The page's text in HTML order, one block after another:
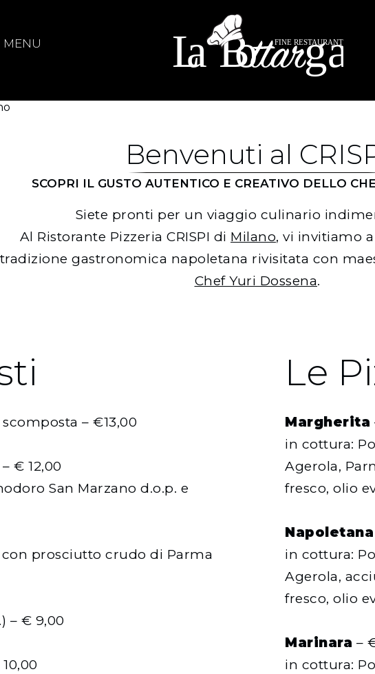
MENU
Ristorante La Bottarga – Sito
Non reale
Benvenuti al
SCOPRI IL GUSTO AUTENTICO E CREATIVO DELLO
Siete pronti per un viaggio culinario
Al Ristorante Pizzeria CRISPI di Milano, vi invitiamo
tradizione gastronomica napoletana rivisitata con
Chef Yuri Dossena.
– €13,00
€ 12,00
San Marzano d.o.p. e
prosciutto crudo di Parma
– € 9,00
Le
Margherita
in cottura:
Agerola,
fresco, olio
Napoletana
in cottura:
Agerola,
fresco, olio
Marinara –
in cottura: